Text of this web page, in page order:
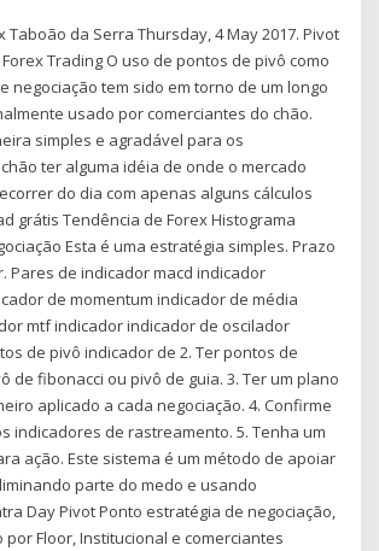
Taboão da Serra Thursday, 4 May 2017. Pivot
Trading O uso de pontos de pivô como
negociação tem sido em torno de um longo
usado por comerciantes do chão.
simples e agradável para os
ter alguma idéia de onde o mercado
do dia com apenas alguns cálculos
grátis Tendência de Forex Histograma
Esta é uma estratégia simples. Prazo
Pares de indicador macd indicador
de momentum indicador de média
mtf indicador indicador de oscilador
de pivô indicador de 2. Ter pontos de
de fibonacci ou pivô de guia. 3. Ter um plano
aplicado a cada negociação. 4. Confirme
indicadores de rastreamento. 5. Tenha um
ação. Este sistema é um método de apoiar
parte do medo e usando
Day Pivot Ponto estratégia de negociação,
por Floor, Institucional e comerciantes